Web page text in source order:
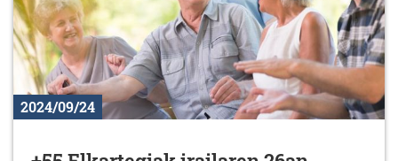
2024/09/24